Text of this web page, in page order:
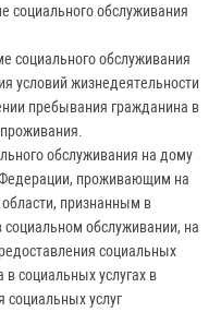
социального обслуживания
социального обслуживания
условий жизнедеятельности
пребывания гражданина в
обслуживания на дому
проживающим на
признанным в
обслуживании, на
социальных
в социальных услугах в
социальных услуг